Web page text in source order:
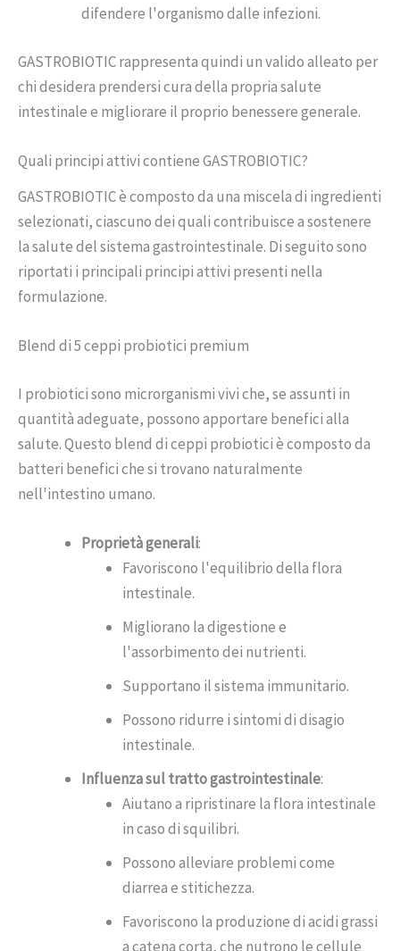
difendere l'organismo dalle infezioni.
GASTROBIOTIC rappresenta quindi un valido alleato per
chi desidera prendersi cura della propria salute
intestinale e migliorare il proprio benessere generale.
Quali principi attivi contiene GASTROBIOTIC?
GASTROBIOTIC è composto da una miscela di ingredienti
selezionati, ciascuno dei quali contribuisce a sostenere
la salute del sistema gastrointestinale. Di seguito sono
riportati i principali principi attivi presenti nella
formulazione.
Blend di 5 ceppi probiotici premium
I probiotici sono microrganismi vivi che, se assunti in
quantità adeguate, possono apportare benefici alla
salute. Questo blend di ceppi probiotici è composto da
batteri benefici che si trovano naturalmente
nell'intestino umano.
Proprietà generali:
Favoriscono l'equilibrio della flora
intestinale.
Migliorano la digestione e
l'assorbimento dei nutrienti.
Supportano il sistema immunitario.
Possono ridurre i sintomi di disagio
intestinale.
Influenza sul tratto gastrointestinale:
Aiutano a ripristinare la flora intestinale
in caso di squilibri.
Possono alleviare problemi come
diarrea e stitichezza.
Favoriscono la produzione di acidi grassi
a catena corta, che nutrono le cellule